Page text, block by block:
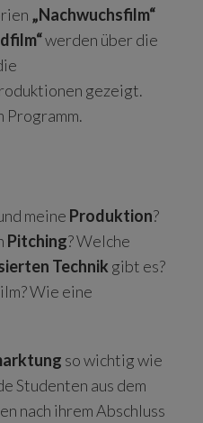
„Nachwuchsfilm“
werden über die
gezeigt.
Programm.
meine Produktion?
Pitching? Welche
Technik gibt es?
Wie eine
so wichtig wie
Studenten aus dem
nach ihrem Abschluss